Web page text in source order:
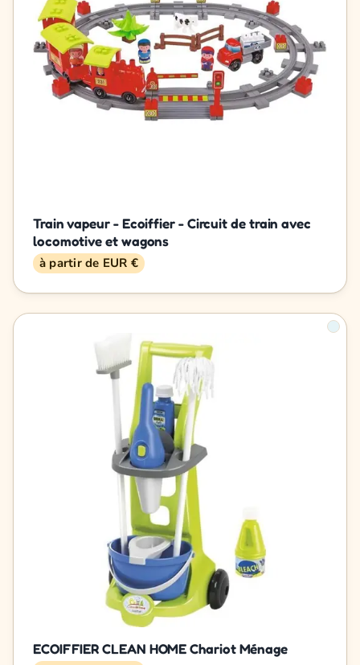
Train vapeur - Ecoiffier - Circuit de train avec
locomotive et wagons
à partir de EUR €
ECOIFFIER CLEAN HOME Chariot Ménage